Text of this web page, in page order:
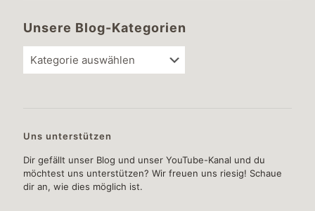
Unsere Blog-Kategorien
Blog-
Uns unterstützen
Dir gefällt unser Blog und unser YouTube-Kanal und du
möchtest uns unterstützen? Wir freuen uns riesig! Schaue
dir an, wie dies möglich ist.